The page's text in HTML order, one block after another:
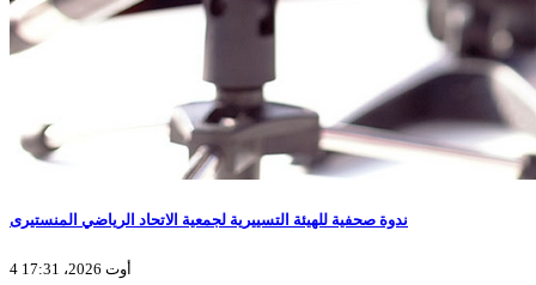
ندوة صحفية للهيئة التسييرية لجمعية الاتحاد الرياضي المنستيرى
4 أوت 2026، 17:31